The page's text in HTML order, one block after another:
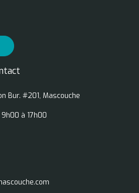
Bur. #201, Mascouche
à 17h00